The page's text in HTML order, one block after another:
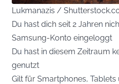
Lukmanazis /
Du hast dich seit 2 Jahren
Samsung-Konto eingeloggt
Du hast in diesem Zeitraum
genutzt
Gilt für Smartphones,